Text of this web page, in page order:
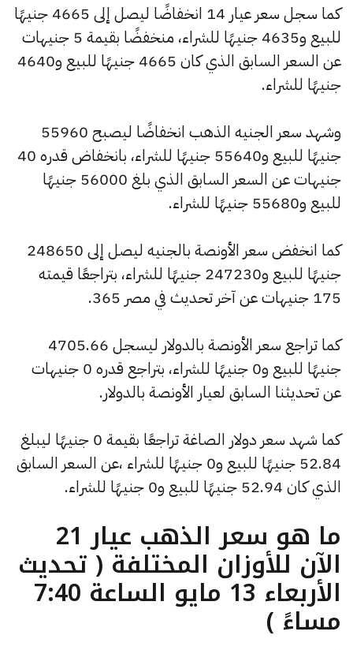
كما سجل سعر عيار 14 انخفاضًا ليصل إلى 4665 جنيهًا
للبيع و4635 جنيهًا للشراء، منخفضًا بقيمة 5 جنيهات
عن السعر السابق الذي كان 4665 جنيهًا للبيع و4640
جنيهًا للشراء.
وشهد سعر الجنيه الذهب انخفاضًا ليصبح 55960
جنيهًا للبيع و55640 جنيهًا للشراء، بانخفاض قدره 40
جنيهات عن السعر السابق الذي بلغ 56000 جنيهًا
للبيع و55680 جنيهًا للشراء.
كما انخفض سعر الأونصة بالجنيه ليصل إلى 248650
جنيهًا للبيع و247230 جنيهًا للشراء، بتراجعًا قيمته
175 جنيهات عن آخر تحديث في مصر 365.
كما تراجع سعر الأونصة بالدولار ليسجل 4705.66
جنيهًا للبيع و0 جنيهًا للشراء، بتراجع قدره 0 جنيهات
عن تحديثنا السابق لعيار الأونصة بالدولار.
كما شهد سعر دولار الصاغة تراجعًا بقيمة 0 جنيهًا ليبلغ
52.84 جنيهًا للبيع و0 جنيهًا للشراء ،عن السعر السابق
الذي كان 52.94 جنيهًا للبيع و0 جنيهًا للشراء.
ما هو سعر الذهب عيار 21
الآن للأوزان المختلفة ( تحديث
الأربعاء 13 مايو الساعة 7:40
مساءً )